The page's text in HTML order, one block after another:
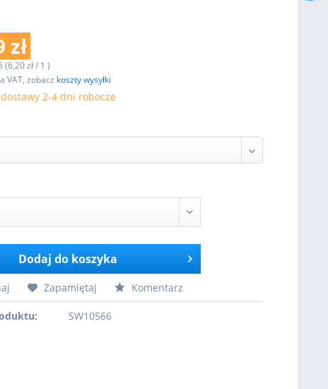
zł
(6,20 zł / 1 )
VAT, zobacz koszty wysyłki
2-4 dni robocze
Dodaj do koszyka
Zapamiętaj Komentarz
SW10566